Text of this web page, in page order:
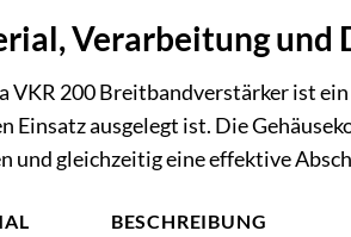
Verarbeitung und
VKR 200 Breitbandverstärker ist
Einsatz ausgelegt ist. Die
und gleichzeitig eine effektive
BESCHREIBUNG